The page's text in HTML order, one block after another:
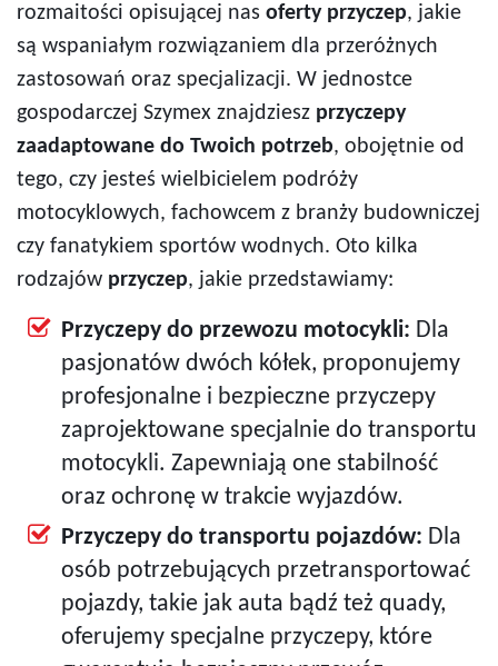
rozmaitości opisującej nas oferty przyczep, jakie
są wspaniałym rozwiązaniem dla przeróżnych
zastosowań oraz specjalizacji. W jednostce
gospodarczej Szymex znajdziesz przyczepy
zaadaptowane do Twoich potrzeb, obojętnie od
tego, czy jesteś wielbicielem podróży
motocyklowych, fachowcem z branży budowniczej
czy fanatykiem sportów wodnych. Oto kilka
rodzajów przyczep, jakie przedstawiamy:
Przyczepy do przewozu motocykli: Dla
pasjonatów dwóch kółek, proponujemy
profesjonalne i bezpieczne przyczepy
zaprojektowane specjalnie do transportu
motocykli. Zapewniają one stabilność
oraz ochronę w trakcie wyjazdów.
Przyczepy do transportu pojazdów: Dla
osób potrzebujących przetransportować
pojazdy, takie jak auta bądź też quady,
oferujemy specjalne przyczepy, które